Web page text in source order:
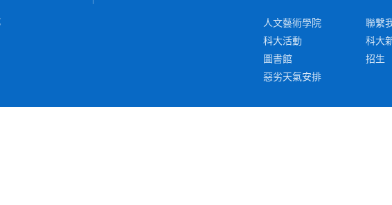
人文藝術學院
聯繫
科大活動
科大
圖書館
招生
惡劣天氣安排